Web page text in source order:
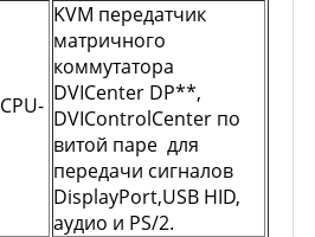
KVM передатчик
матричного
коммутатора
DVICenter DP**,
DVIControlCenter по
витой паре для
передачи сигналов
DisplayPort,USB HID,
аудио и PS/2.